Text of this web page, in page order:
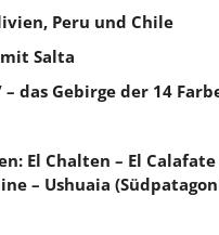
Peru und Chile
Salta
– das Gebirge der 14
El Chalten – El
– Ushuaia